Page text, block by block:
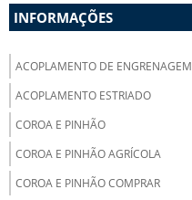
INFORMAÇÕES
ACOPLAMENTO DE ENGRENAGEM
ACOPLAMENTO ESTRIADO
COROA E PINHÃO
COROA E PINHÃO AGRÍCOLA
COROA E PINHÃO COMPRAR